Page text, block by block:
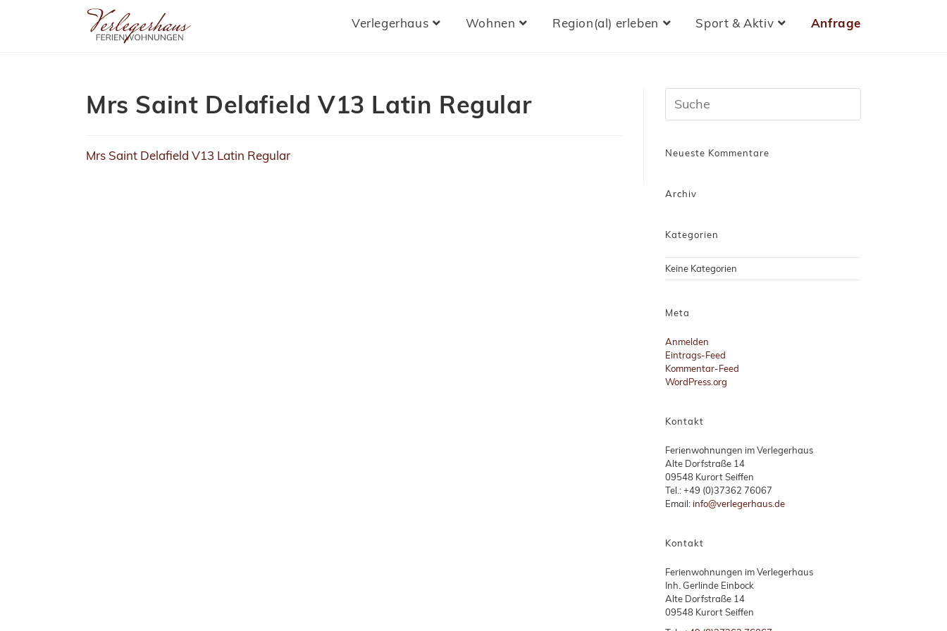
Verlegerhaus Wohnen Region(al) erleben Sport & Aktiv Anfrage
Mrs Saint Delafield V13 Latin Regular
Mrs Saint Delafield V13 Latin Regular Neueste Kommentare
Archiv
Kategorien
Keine Kategorien
Meta
Anmelden
Eintrags-Feed
Kommentar-Feed
WordPress.org
Kontakt
Ferienwohnungen im Verlegerhaus
Alte Dorfstraße 14
09548 Kurort Seiffen
Tel.: +49 (0)37362 76067
Email: info@verlegerhaus.de
Kontakt
Ferienwohnungen im Verlegerhaus
Inh. Gerlinde Einbock
Alte Dorfstraße 14
09548 Kurort Seiffen